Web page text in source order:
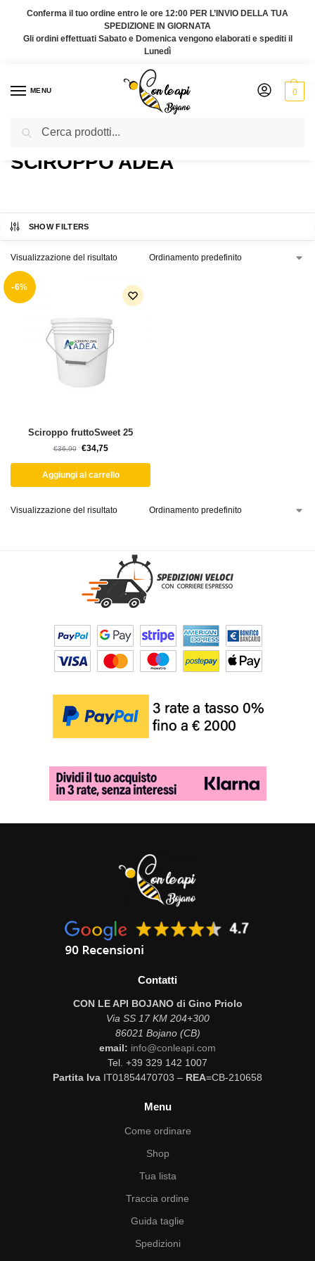
Conferma il tuo ordine entro le ore 12:00 PER L’INVIO DELLA TUA
SPEDIZIONE IN GIORNATA
Gli ordini effettuati Sabato e Domenica vengono elaborati e spediti il
Lunedì
MENU 0
Home Prodotti taggati “sciroppo adea”
SCIROPPO ADEA
SHOW FILTERS
Visualizzazione del risultato
-6%
Sciroppo fruttoSweet 25
€36,90 €34,75
Aggiungi al carrello
Visualizzazione del risultato
Contatti
CON LE API BOJANO di Gino Priolo
Via SS 17 KM 204+300
86021 Bojano (CB)
email: info@conleapi.com
Tel. +39 329 142 1007
Partita Iva IT01854470703 – REA=CB-210658
Menu
Come ordinare
Shop
Tua lista
Traccia ordine
Guida taglie
Spedizioni